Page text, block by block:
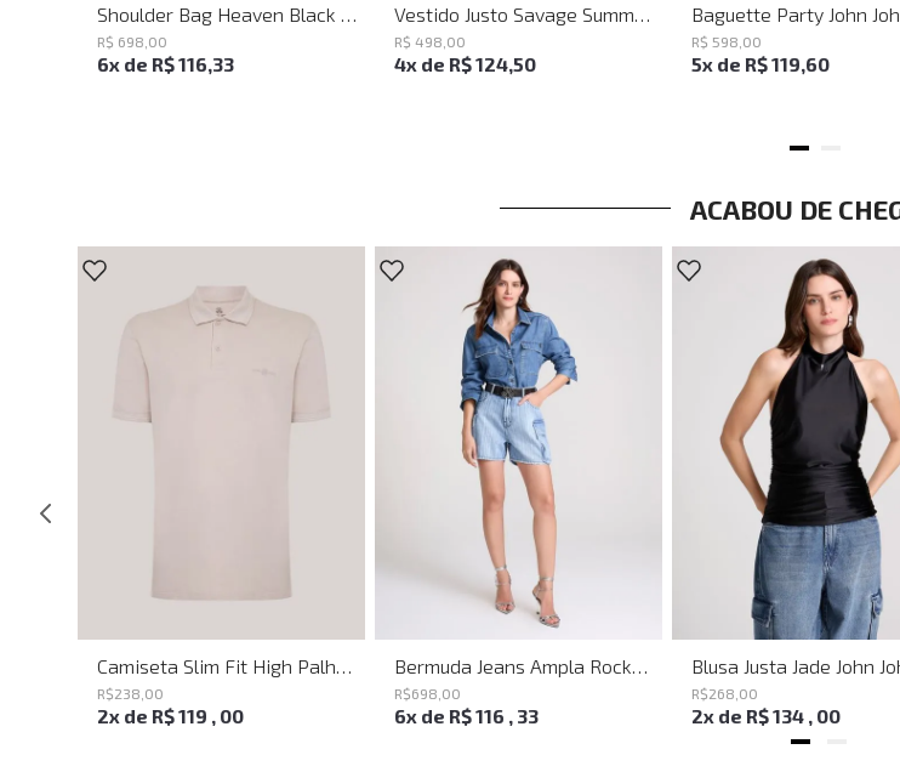
Shoulder Bag Heaven Black John John Feminina
R$ 698 00
6x de R$116,33
Vestido Justo Savage Summer John John Feminino
R$ 498 00
4x de R$124,50
R$ 598 00
5x de R$119,60
ACABOU DE
Camiseta Slim Fit High Palha John John Masculina
R$238 00
2x de R$119 , 00
Bermuda Jeans Ampla Rockford John John Feminina
R$698 00
6x de R$116 , 33
R$268 00
2x de R$134 , 00